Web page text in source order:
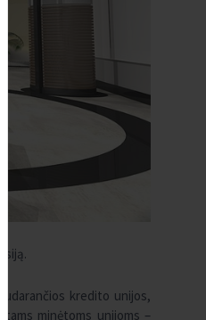
kredito unijos,
minėtoms unijoms –